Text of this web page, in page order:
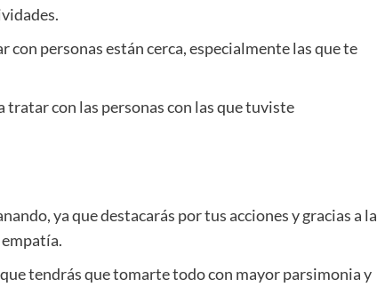
con personas están cerca, especialmente las que te
tratar con las personas con las que tuviste
ya que destacarás por tus acciones y gracias a la
que tendrás que tomarte todo con mayor parsimonia y